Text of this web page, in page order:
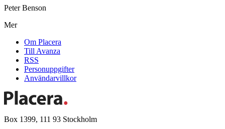
Peter Benson
Mer
Om Placera
Till Avanza
RSS
Personuppgifter
Användarvillkor
Box 1399, 111 93 Stockholm